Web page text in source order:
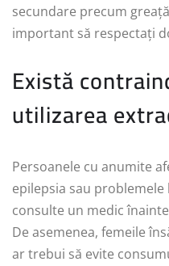
secundare precum
important să respectați
Există
utilizarea
Persoanele cu anumite
epilepsia sau
consulte un medic
De asemenea, femeile
ar trebui să evite